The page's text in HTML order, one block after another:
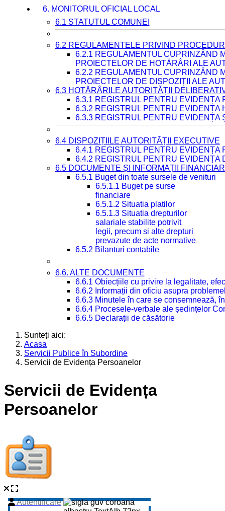
6. MONITORUL OFICIAL LOCAL
6.1 STATUTUL COMUNEI
6.2 REGULAMENTELE PRIVIND
6.2.1 REGULAMENTUL CUPRINZÂND
PROIECTELOR DE HOTĂRÂRI ALE
6.2.2 REGULAMENTUL CUPRINZÂND
PROIECTELOR DE DISPOZIȚII ALE
6.3 HOTĂRÂRILE AUTORITĂȚII
6.3.1 REGISTRUL PENTRU EVIDENȚA
6.3.2 REGISTRUL PENTRU EVIDENȚA
6.3.3 REGISTRUL PENTRU EVIDENȚA
6.4 DISPOZIȚIILE AUTORITĂȚII EXECUTIVE
6.4.1 REGISTRUL PENTRU EVIDENȚA
6.4.2 REGISTRUL PENTRU EVIDENȚA
6.5 DOCUMENTE ȘI INFORMAȚII
6.5.1 Buget din toate sursele de venituri
6.5.1.1 Buget pe surse
financiare
6.5.1.2 Situatia platilor
6.5.1.3 Situatia drepturilor
salariale stabilite potrivit
legii, precum si alte drepturi
prevazute de acte normative
6.5.2 Bilanturi contabile
6.6. ALTE DOCUMENTE
6.6.1 Obiecțiile cu privire la legalitate,
6.6.2 Informații din oficiu asupra
6.6.3 Minutele în care se consemnează,
6.6.4 Procesele-verbale ale ședințelor
6.6.5 Declarații de căsătorie
Sunteți aici:
Acasa
Servicii Publice în Subordine
Servicii de Evidența Persoanelor
Servicii de Evidența
Persoanelor